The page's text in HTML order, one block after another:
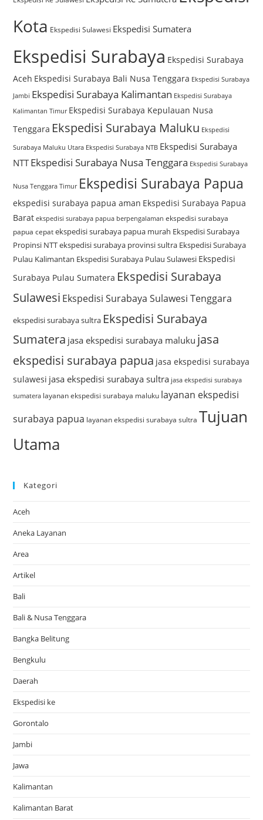
Kota Ekspedisi Sulawesi Ekspedisi Sumatera
Ekspedisi Surabaya Ekspedisi Surabaya
Aceh Ekspedisi Surabaya Bali Nusa Tenggara Ekspedisi Surabaya
Jambi Ekspedisi Surabaya Kalimantan Ekspedisi Surabaya
Kalimantan Timur Ekspedisi Surabaya Kepulauan Nusa
Tenggara Ekspedisi Surabaya Maluku Ekspedisi
Surabaya Maluku Utara Ekspedisi Surabaya NTB Ekspedisi Surabaya
NTTEkspedisi Surabaya Nusa Tenggara Ekspedisi Surabaya
Nusa Tenggara Timur Ekspedisi Surabaya Papua
ekspedisi surabaya papua aman Ekspedisi Surabaya Papua
Barat ekspedisi surabaya papua berpengalaman ekspedisi surabaya
papua cepat ekspedisi surabaya papua murah Ekspedisi Surabaya
Propinsi NTTekspedisi surabaya provinsi sultra Ekspedisi Surabaya
Pulau Kalimantan Ekspedisi Surabaya Pulau Sulawesi Ekspedisi
Surabaya Pulau Sumatera Ekspedisi Surabaya
Sulawesi Ekspedisi Surabaya Sulawesi Tenggara
ekspedisi surabaya sultra Ekspedisi Surabaya
Sumatera jasa ekspedisi surabaya maluku jasa
ekspedisi surabaya papua jasa ekspedisi surabaya
sulawesi jasa ekspedisi surabaya sultra jasa ekspedisi surabaya
sumatera layanan ekspedisi surabaya maluku layanan ekspedisi
surabaya papua layanan ekspedisi surabaya sultra Tujuan
Utama
Kategori
Aceh
Aneka Layanan
Area
Artikel
Bali
Bali & Nusa Tenggara
Bangka Belitung
Bengkulu
Daerah
Ekspedisi ke
Gorontalo
Jambi
Jawa
Kalimantan
Kalimantan Barat